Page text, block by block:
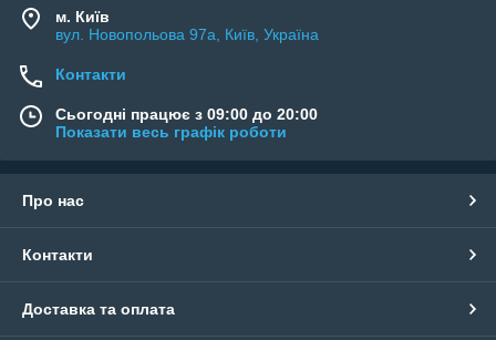
м. Київ
вул. Новопольова 97а, Київ, Україна
Контакти
Сьогодні працює з 09:00 до 20:00
Показати весь графік роботи
Про нас
Контакти
Доставка та оплата